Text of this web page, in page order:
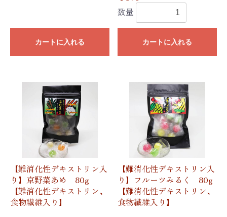
カートに入れる
数量
カートに入れる
【難消化性デキストリン入
り】京野菜あめ 80g
【難消化性デキストリン、
食物繊維入り】
【難消化性デキストリン入
り】フルーツみるく 80g
【難消化性デキストリン、
食物繊維入り】